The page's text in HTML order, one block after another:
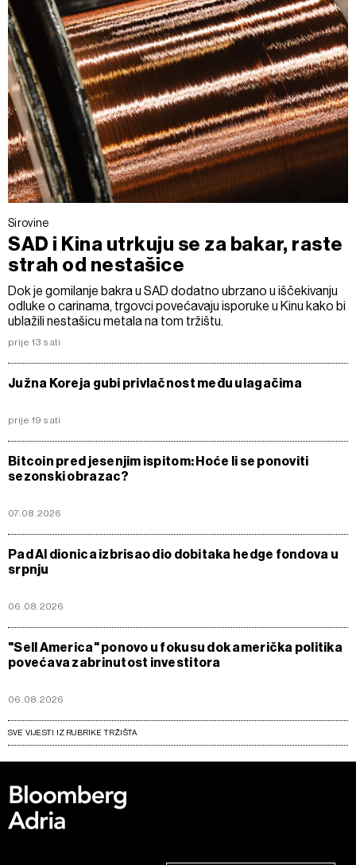
Sirovine
SAD i Kina utrkuju se za bakar, raste
strah od nestašice
Dok je gomilanje bakra u SAD dodatno ubrzano u iščekivanju
odluke o carinama, trgovci povećavaju isporuke u Kinu kako bi
ublažili nestašicu metala na tom tržištu.
prije 13 sati
Južna Koreja gubi privlačnost među ulagačima
prije 19 sati
Bitcoin pred jesenjim ispitom: Hoće li se ponoviti
sezonski obrazac?
07.08.2026
Pad AI dionica izbrisao dio dobitaka hedge fondova u
srpnju
06.08.2026
"Sell America" ponovo u fokusu dok američka politika
povećava zabrinutost investitora
06.08.2026
SVE VIJESTI IZ RUBRIKE TRŽIŠTA